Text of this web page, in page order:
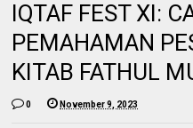
IQTAF FEST XI:
PEMAHAMAN
KITAB FATHUL
0 November 9, 2023